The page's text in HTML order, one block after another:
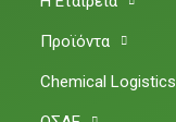
Προϊόντα
Chemical Logistics